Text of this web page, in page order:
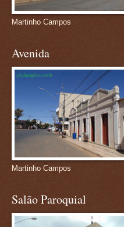
Martinho Campos
Avenida
Martinho Campos
Salão Paroquial